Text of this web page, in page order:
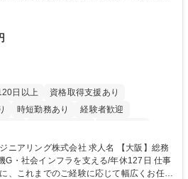
日以上
資格取得支援あり
時短勤務あり
経験者歓迎
服装自由 寮・社宅あり 食事補助あり
式会社 求人名 【大阪】総務
社会インフラを支える/年休127日 仕事
、これまでのご経験に応じて幅広くお任せ